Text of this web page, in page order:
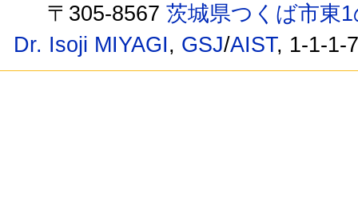
〒305-8567茨城県つくば市東
Dr. Isoji MIYAGI, GSJ/AIST, 1-1-1-